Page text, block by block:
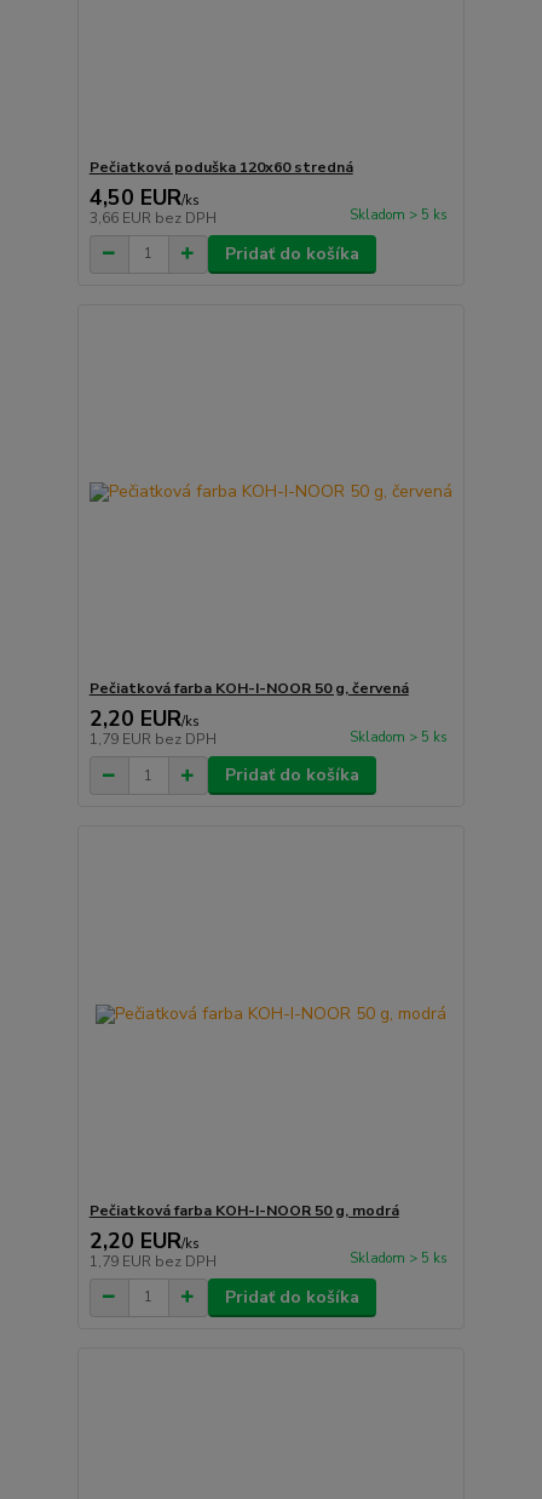
Pečiatková poduška 120x60 stredná
4,50 EUR/ks
3,66 EUR bez DPH Skladom > 5 ks
Pridať do košíka
Pečiatková farba KOH-I-NOOR 50 g, červená
2,20 EUR/ks
1,79 EUR bez DPH Skladom > 5 ks
Pridať do košíka
Pečiatková farba KOH-I-NOOR 50 g, modrá
2,20 EUR/ks
1,79 EUR bez DPH Skladom > 5 ks
Pridať do košíka